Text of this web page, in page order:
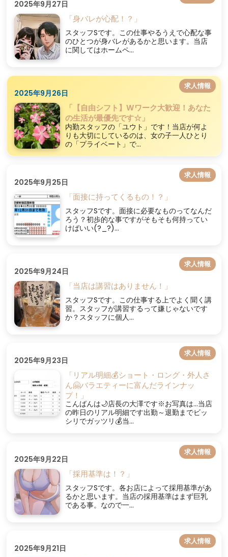
2025年9月27日
「身バレが心配！？」
スタッフSです。この仕事やるうえで心配な事
のひとつが身バレがあるかと思います。当店
に関してはホームペ...
2025年9月26日
求人情報
「【自由シフト】Wワーク大歓迎！あなた
の生活が最優先です☆」
内勤スタッフの「ユウト」です！当店が何よ
りも大切にしているのは、女の子一人ひとり
の「プライベート」で...
2025年9月25日
求人情報
「面接に持ってくるもの！？」
スタッフSです。面接に必要なものってなんだ
ろう？初歩的な事ですがそもそも何持ってい
けばいい(?_?)...
2025年9月24日
求人情報
「当店は講習はありません！」
スタッフSです。この仕事する上でよく聞く講
習。スタッフが講習するって嫌じゃないです
か？スタッフに個人...
2025年9月23日
求人情報
「リアル明細💰ショート・ロング・外人さ
ん🤗バラエティーに富んだラインナッ
プ！」
こんばんは🌙店長の大澤です※お写真は…当店
の昨日のリアル明細です出勤～退勤までビッ
シリでガッツリ💰当...
2025年9月22日
求人情報
「採用基準は！？」
スタッフSです。各お店によって採用基準があ
るかと思います。当店の採用基準はまず巨乳
である事。なので一...
2025年9月21日
求人情報